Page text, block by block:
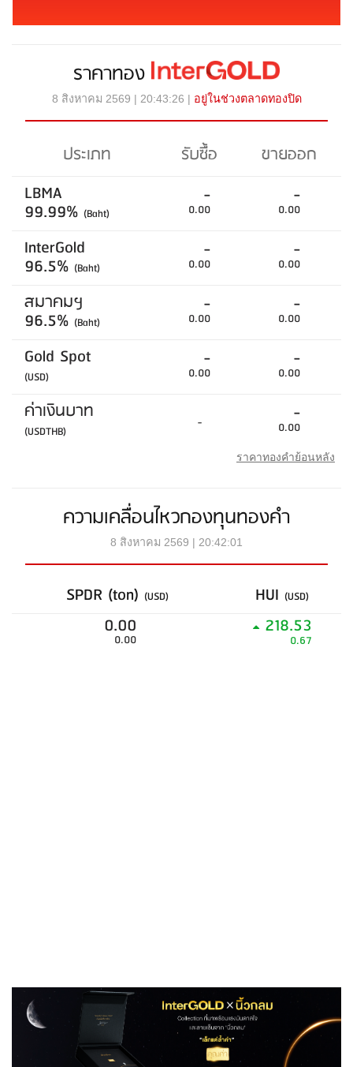
ราคาทอง
8 สิงหาคม 2569 | 20:43:26 | อยู่ในช่วงตลาดทองปิด
ประเภท รับซื้อ
ขายออก
LBMA
99.99% (Baht)
-
0.00
-
0.00
InterGold
96.5% (Baht)
-
0.00
-
0.00
สมาคมฯ
96.5% (Baht)
-
0.00
-
0.00
Gold Spot
(USD)
-
0.00
-
0.00
ค่าเงินบาท
(USDTHB) - -
0.00
ราคาทองคำย้อนหลัง
ความเคลื่อนไหวกองทุนทองคำ
8 สิงหาคม 2569 | 20:42:01
SPDR (ton) (USD) HUI (USD)
0.00
0.00
218.53
0.67